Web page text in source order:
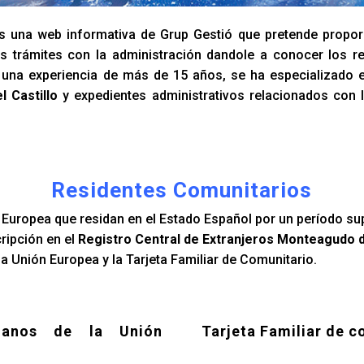
una web informativa de Grup Gestió que pretende
trámites con la administración dandole a conocer los
experiencia de más de 15 años, se ha
Castillo y expedientes administrativos relacionados
Residentes Comunitarios
que residan en el Estado Español por un período
en el Registro Central de Extranjeros Monteagudo
Unión Europea y la Tarjeta Familiar de Comunitario.
de la Unión Tarjeta Familiar de